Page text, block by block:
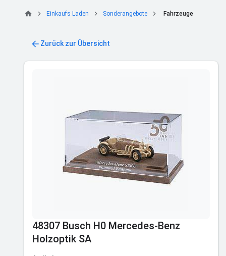
Einkaufs Laden Sonderangebote Fahrzeuge
Zurück zur Übersicht
48307 Busch H0 Mercedes-Benz
Holzoptik SA